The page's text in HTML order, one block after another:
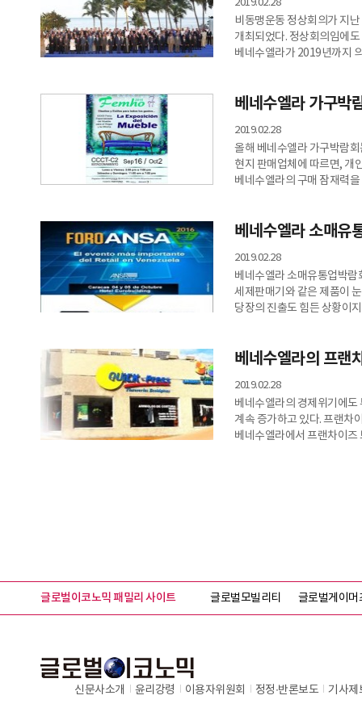
2019.02.28
비동맹운동 정상회의가 지
개최되었다. 정상회의임에
베네수엘라가 2019년까지
베네수엘라 가구박
2019.02.28
올해 베네수엘라 가구박람
현지 판매업체에 따르면, 개
베네수엘라의 구매 잠재력
베네수엘라 소매유
2019.02.28
베네수엘라 소매유통업박
세제판매기와 같은 제품이
당장의 진출도 힘든 상황이
베네수엘라의 프랜
2019.02.28
베네수엘라의 경제위기에도
계속 증가하고 있다. 프랜차
베네수엘라에서 프랜차이즈
글로벌이코노믹 패밀리 사이트 글로벌모빌리티 글로벌게이머
신문사소개 윤리강령 이용자위원회 정정∙반론보도 기사제